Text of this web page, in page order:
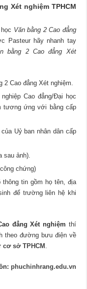
Xét nghiệm TPHCM
Văn bằng 2 Cao đẳng
Pasteur hãy nhanh tay
bằng 2 Cao đẳng Xét
Cao đẳng Xét nghiệm.
Cao đẳng/Đại học
tương ứng với bằng cấp
Uỷ ban nhân dân cấp
sau ảnh).
chứng)
tin gồm họ tên, địa
để trường liên hệ khi
đẳng Xét nghiệm thí
theo đường bưu điện về
cơ sở TPHCM
phuchinhrang.edu.vn